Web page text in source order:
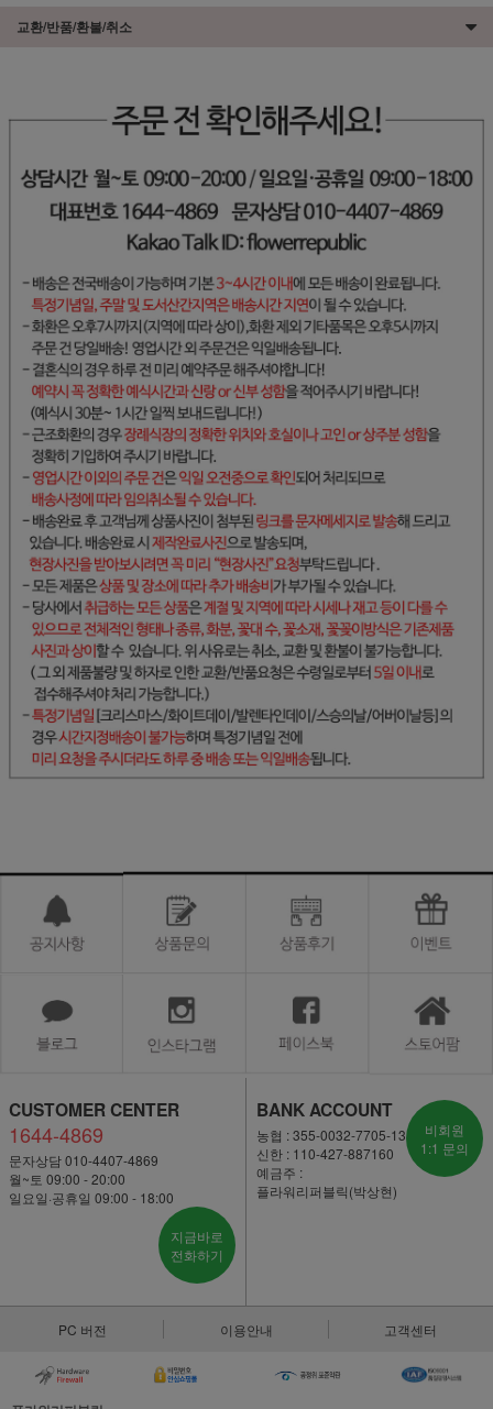
교환/반품/환불/취소
CUSTOMER CENTER
1644-4869
문자상담 010-4407-4869
월~토 09:00 - 20:00
일요일·공휴일 09:00 - 18:00
지금바로
전화하기
BANK ACCOUNT
농협 : 355-0032-7705-13
신한 : 110-427-887160
예금주 :
플라워리퍼블릭(박상현)
비회원
1:1 문의
PC 버전 이용안내 고객센터